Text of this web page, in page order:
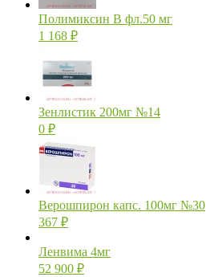
Полимиксин В фл.50 мг
1 168 ₽
Зенлистик 200мг №14
0 ₽
Верошпирон капс. 100мг №30
367 ₽
Ленвима 4мг
52 900 ₽